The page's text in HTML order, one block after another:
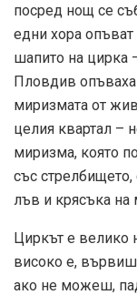
посред нощ се
едни хора
шапито на цирка
Пловдив
миризмата от
целия квартал –
миризма, която
със
лъв и крясъка на
Циркът е велико
високо е,
ако не можеш,